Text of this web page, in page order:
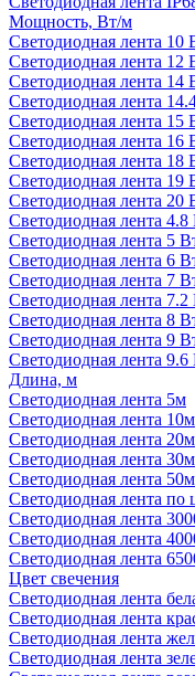
Мощность, Вт/м
Светодиодная лента 10
Светодиодная лента 12
Светодиодная лента 14
Светодиодная лента
Светодиодная лента 15
Светодиодная лента 16
Светодиодная лента 18
Светодиодная лента 19
Светодиодная лента 20
Светодиодная лента
Светодиодная лента 5
Светодиодная лента 6
Светодиодная лента 7
Светодиодная лента
Светодиодная лента 8
Светодиодная лента 9
Светодиодная лента
Длина, м
Светодиодная лента 5м
Светодиодная лента 10м
Светодиодная лента 20м
Светодиодная лента 30м
Светодиодная лента 50м
Светодиодная лента по
Светодиодная лента
Светодиодная лента
Светодиодная лента
Цвет свечения
Светодиодная лента
Светодиодная лента
Светодиодная лента
Светодиодная лента